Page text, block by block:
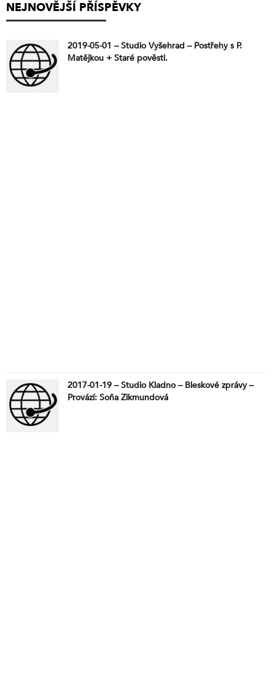
NEJNOVĚJŠÍ PŘÍSPĚVKY
2019-05-01 – Studio Vyšehrad – Postřehy s P.
Matějkou + Staré pověsti.
2017-01-19 – Studio Kladno – Bleskové zprávy –
Provází: Soňa Zikmundová